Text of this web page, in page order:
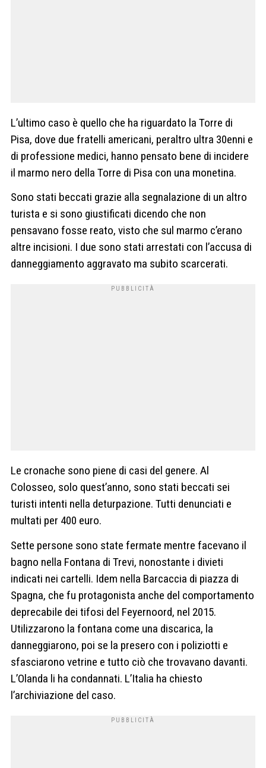
L’ultimo caso è quello che ha riguardato la Torre di
Pisa, dove due fratelli americani, peraltro ultra 30enni e
di professione medici, hanno pensato bene di incidere
il marmo nero della Torre di Pisa con una monetina.
Sono stati beccati grazie alla segnalazione di un altro
turista e si sono giustificati dicendo che non
pensavano fosse reato, visto che sul marmo c’erano
altre incisioni. I due sono stati arrestati con l’accusa di
danneggiamento aggravato ma subito scarcerati.
Le cronache sono piene di casi del genere. Al
Colosseo, solo quest’anno, sono stati beccati sei
turisti intenti nella deturpazione. Tutti denunciati e
multati per 400 euro.
Sette persone sono state fermate mentre facevano il
bagno nella Fontana di Trevi, nonostante i divieti
indicati nei cartelli. Idem nella Barcaccia di piazza di
Spagna, che fu protagonista anche del comportamento
deprecabile dei tifosi del Feyernoord, nel 2015.
Utilizzarono la fontana come una discarica, la
danneggiarono, poi se la presero con i poliziotti e
sfasciarono vetrine e tutto ciò che trovavano davanti.
L’Olanda li ha condannati. L’Italia ha chiesto
l’archiviazione del caso.